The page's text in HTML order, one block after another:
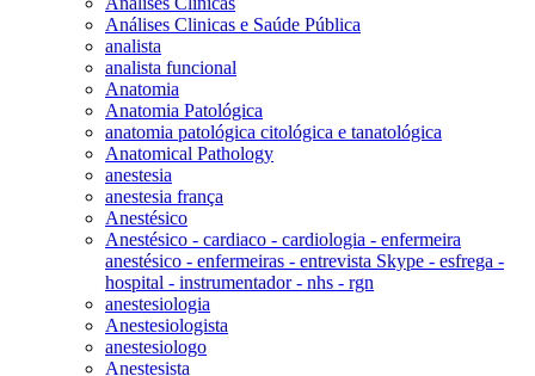
Análises Clinicas e Saúde Pública
analista
analista funcional
Anatomia
Anatomia Patológica
anatomia patológica citológica e tanatológica
Anatomical Pathology
anestesia
anestesia frança
Anestésico
Anestésico - cardiaco - cardiologia - enfermeira
anestésico - enfermeiras - entrevista Skype - esfrega -
hospital - instrumentador - nhs - rgn
anestesiologia
Anestesiologista
anestesiologo
Anestesista